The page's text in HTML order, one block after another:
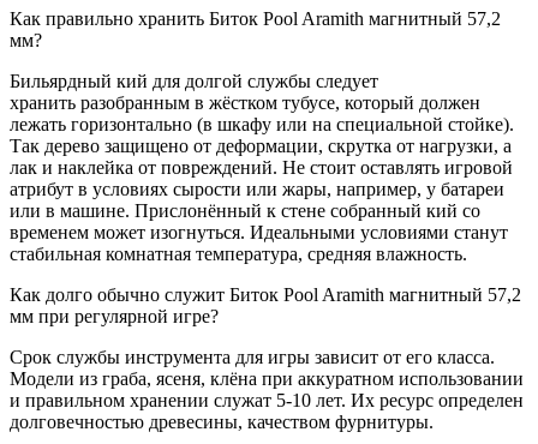
Как правильно хранить Биток Pool Aramith магнитный 57,2
мм?
Бильярдный кий для долгой службы следует
хранить разобранным в жёстком тубусе, который должен
лежать горизонтально (в шкафу или на специальной стойке).
Так дерево защищено от деформации, скрутка от нагрузки, а
лак и наклейка от повреждений. Не стоит оставлять игровой
атрибут в условиях сырости или жары, например, у батареи
или в машине. Прислонённый к стене собранный кий со
временем может изогнуться. Идеальными условиями станут
стабильная комнатная температура, средняя влажность.
Как долго обычно служит Биток Pool Aramith магнитный 57,2
мм при регулярной игре?
Срок службы инструмента для игры зависит от его класса.
Модели из граба, ясеня, клёна при аккуратном использовании
и правильном хранении служат 5-10 лет. Их ресурс определен
долговечностью древесины, качеством фурнитуры.